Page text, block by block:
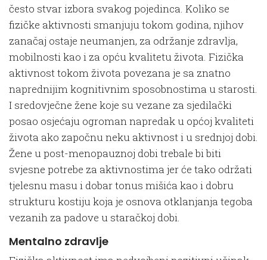
često stvar izbora svakog pojedinca. Koliko se
fizičke aktivnosti smanjuju tokom godina, njihov
zanačaj ostaje neumanjen, za održanje zdravlja,
mobilnosti kao i za opću kvalitetu života. Fizička
aktivnost tokom života povezana je sa znatno
naprednijim kognitivnim sposobnostima u starosti.
I sredovječne žene koje su vezane za sjedilački
posao osjećaju ogroman napredak u općoj kvaliteti
života ako započnu neku aktivnost i u srednjoj dobi.
Žene u post-menopauznoj dobi trebale bi biti
svjesne potrebe za aktivnostima jer će tako održati
tjelesnu masu i dobar tonus mišića kao i dobru
strukturu kostiju koja je osnova otklanjanja tegoba
vezanih za padove u staračkoj dobi.
Mentalno zdravlje